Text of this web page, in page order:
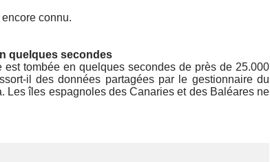
connu.
quelques secondes
tombée en quelques secondes de près de 25.000
il des données partagées par le gestionnaire du
Les îles espagnoles des Canaries et des Baléares ne